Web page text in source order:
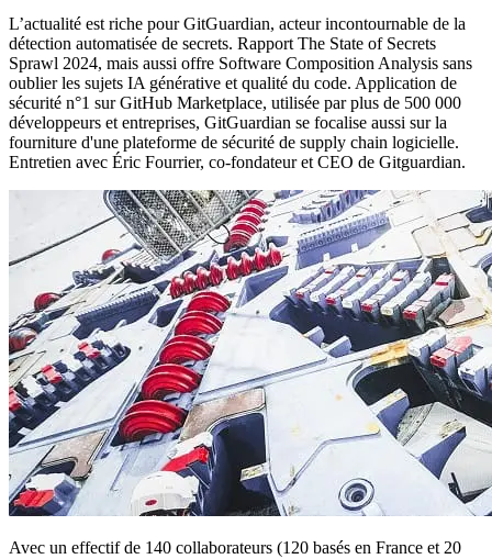
Email
L’actualité est riche pour GitGuardian, acteur incontournable de la
détection automatisée de secrets. Rapport The State of Secrets
Sprawl 2024, mais aussi offre Software Composition Analysis sans
oublier les sujets IA générative et qualité du code. Application de
sécurité n°1 sur GitHub Marketplace, utilisée par plus de 500 000
développeurs et entreprises, GitGuardian se focalise aussi sur la
fourniture d'une plateforme de sécurité de supply chain logicielle.
Entretien avec Éric Fourrier, co-fondateur et CEO de Gitguardian.
Avec un effectif de 140 collaborateurs (120 basés en France et 20